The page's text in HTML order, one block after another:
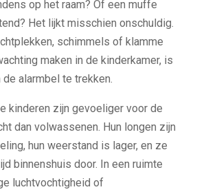
op het raam? Of een muffe
Het lijkt misschien onschuldig.
schimmels of klamme
maken in de kinderkamer, is
de alarmbel te trekken.
kinderen zijn gevoeliger voor de
dan volwassenen. Hun longen zijn
hun weerstand is lager, en ze
binnenshuis door. In een ruimte
luchtvochtigheid of